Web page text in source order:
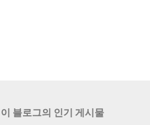
이 블로그의 인기 게시물